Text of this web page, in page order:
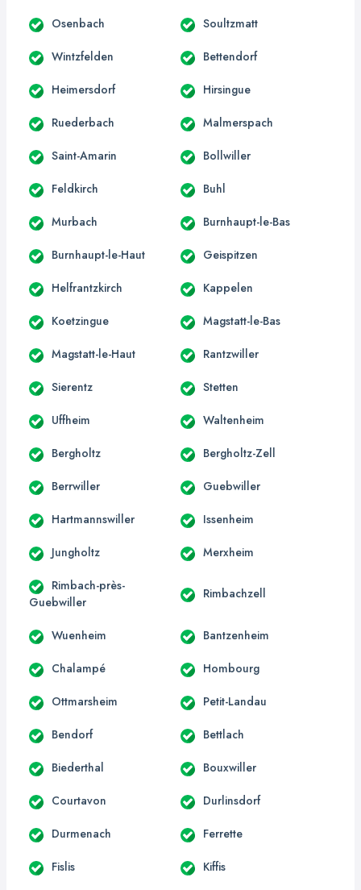
Osenbach Soultzmatt
Wintzfelden Bettendorf
Heimersdorf Hirsingue
Ruederbach Malmerspach
Saint-Amarin Bollwiller
Feldkirch Buhl
Murbach Burnhaupt-le-Bas
Burnhaupt-le-Haut Geispitzen
Helfrantzkirch Kappelen
Koetzingue Magstatt-le-Bas
Magstatt-le-Haut Rantzwiller
Sierentz Stetten
Uffheim Waltenheim
Bergholtz Bergholtz-Zell
Berrwiller Guebwiller
Hartmannswiller Issenheim
Jungholtz Merxheim
Rimbach-près-
Guebwiller
Rimbachzell
Wuenheim Bantzenheim
Chalampé Hombourg
Ottmarsheim Petit-Landau
Bendorf Bettlach
Biederthal Bouxwiller
Courtavon Durlinsdorf
Durmenach Ferrette
Fislis Kiffis